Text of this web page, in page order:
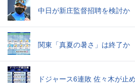
中日が新庄監督招聘を検討か
関東「真夏の暑さ」は終了か
ドジャース6連敗 佐々木が止